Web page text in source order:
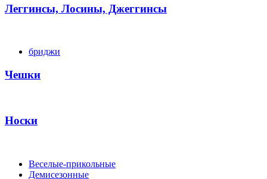
Леггинсы, Лосины, Джеггинсы
бриджи
Чешки
Носки
Веселые-прикольные
Демисезонные